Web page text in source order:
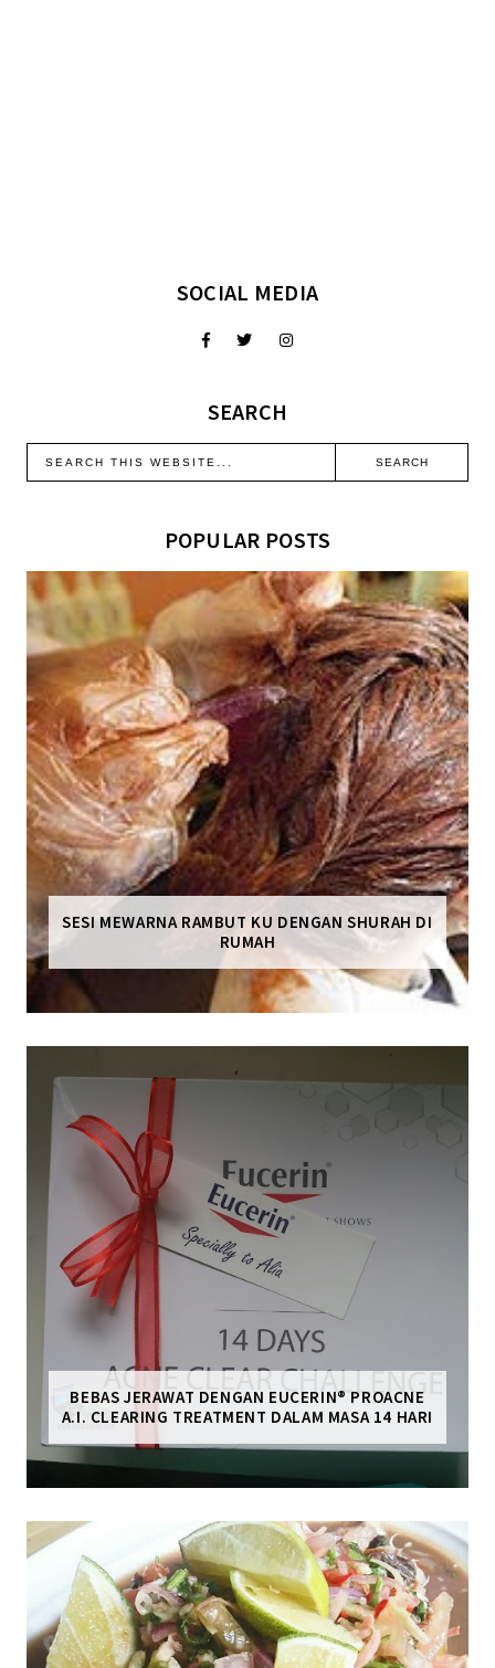
SOCIAL MEDIA
SEARCH
POPULAR POSTS
SESI MEWARNA RAMBUT KU DENGAN SHURAH DI
RUMAH
BEBAS JERAWAT DENGAN EUCERIN® PROACNE
A.I. CLEARING TREATMENT DALAM MASA 14 HARI